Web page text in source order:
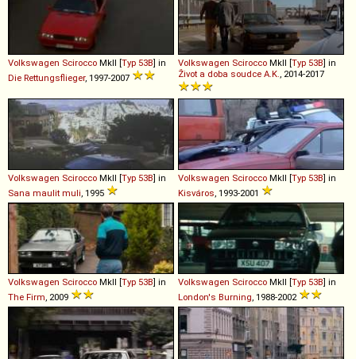
Volkswagen Scirocco MkII [Typ 53B] in
Die Rettungsflieger, 1997-2007
Volkswagen Scirocco MkII [Typ 53B] in
Život a doba soudce A.K., 2014-2017
Volkswagen Scirocco MkII [Typ 53B] in
Sana maulit muli, 1995
Volkswagen Scirocco MkII [Typ 53B] in
Kisváros, 1993-2001
Volkswagen Scirocco MkII [Typ 53B] in
The Firm, 2009
Volkswagen Scirocco MkII [Typ 53B] in
London's Burning, 1988-2002